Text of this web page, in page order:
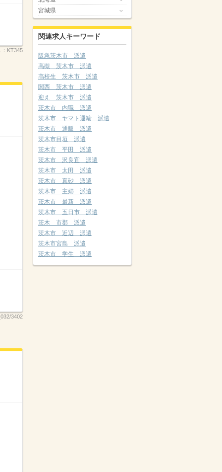
KT345
3402
宮城県
関連求人キーワード
阪急茨木市 派遣
高槻 茨木市 派遣
高校生 茨木市 派遣
関西 茨木市 派遣
迎え 茨木市 派遣
茨木市 内職 派遣
茨木市 ヤマト運輸 派遣
茨木市 通販 派遣
茨木市目垣 派遣
茨木市 平田 派遣
茨木市 沢良宜 派遣
茨木市 太田 派遣
茨木市 真砂 派遣
茨木市 主婦 派遣
茨木市 最新 派遣
茨木市 五日市 派遣
茨木 市郡 派遣
茨木市 近辺 派遣
茨木市宮島 派遣
茨木市 学生 派遣